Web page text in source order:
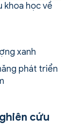
khoa học về
xanh
phát triển
cứu